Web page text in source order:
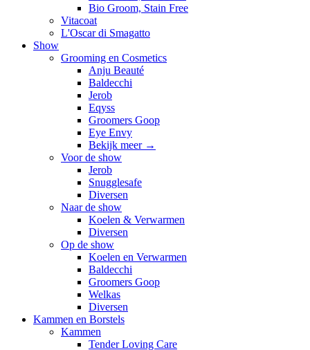
Bio Groom, Stain Free
Vitacoat
L'Oscar di Smagatto
Show
Grooming en Cosmetics
Anju Beauté
Baldecchi
Jerob
Eqyss
Groomers Goop
Eye Envy
Bekijk meer →
Voor de show
Jerob
Snugglesafe
Diversen
Naar de show
Koelen & Verwarmen
Diversen
Op de show
Koelen en Verwarmen
Baldecchi
Groomers Goop
Welkas
Diversen
Kammen en Borstels
Kammen
Tender Loving Care